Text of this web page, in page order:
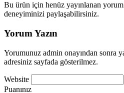
Bu ürün için henüz yayınlanan
deneyiminizi paylaşabilirsiniz.
Yorum Yazın
Yorumunuz admin onayından sonra
adresiniz sayfada gösterilmez.
Website
Puanınız